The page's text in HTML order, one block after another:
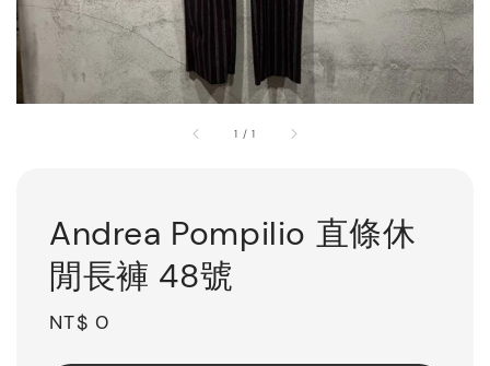
1 /1
Andrea Pompilio 直條休
閒長褲 48號
Regular
NT$ 0